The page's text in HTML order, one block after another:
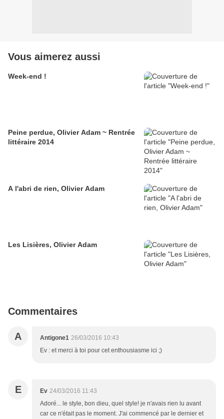
Vous aimerez aussi
Week-end !
Peine perdue, Olivier Adam ~ Rentrée
littéraire 2014
A l'abri de rien, Olivier Adam
Les Lisières, Olivier Adam
Commentaires
A Antigone1 26/03/2016 10:43
Ev : et merci à toi pour cet enthousiasme ici ;)
E Ev 24/03/2016 11:43
Adoré... le style, bon dieu, quel style! je n'avais rien lu avant
car ce n'était pas le moment. J'ai commencé par le dernier et